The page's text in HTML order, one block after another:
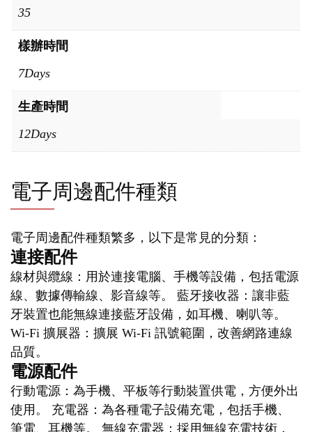
35
樣辦時間
7Days
生產時間
12Days
電子周邊配件種類
電子周邊配件種類繁多，以下是常見的分類：
連接配件
線材與纜線：用於連接電腦、手機等設備，包括電源
線、數據傳輸線、影音線等。 藍牙接收器：讓非藍
牙裝置也能無線連接藍牙設備，如耳機、喇叭等。
Wi-Fi 擴展器：擴展 Wi-Fi 訊號範圍，改善網路連線
品質。
電源配件
行動電源：為手機、平板等行動裝置供電，方便外出
使用。 充電器：為各種電子設備充電，包括手機、
筆電、耳機等。 無線充電器：採用無線充電技術，